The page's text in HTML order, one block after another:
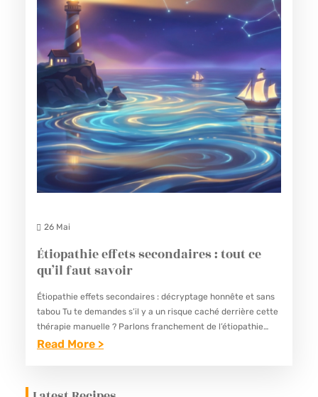
26 Mai
Étiopathie effets secondaires : tout ce
qu’il faut savoir
Étiopathie effets secondaires : décryptage honnête et sans
tabou Tu te demandes s’il y a un risque caché derrière cette
thérapie manuelle ? Parlons franchement de l’étiopathie
effets secondaires. C’est la question que tout le…
Read More >